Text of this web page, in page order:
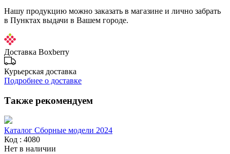
Нашу продукцию можно заказать в магазине и лично забрать
в Пунктах выдачи в Вашем городе.
Доставка Boxberry
Курьерская доставка
Подробнее о доставке
Также рекомендуем
Каталог Сборные модели 2024
Код : 4080
Нет в наличии